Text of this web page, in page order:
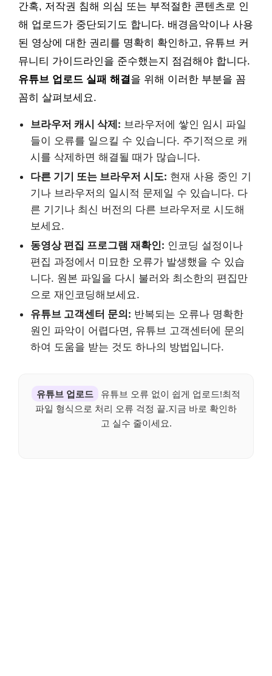
간혹, 저작권 침해 의심 또는 부적절한 콘텐츠로 인
해 업로드가 중단되기도 합니다. 배경음악이나 사용
된 영상에 대한 권리를 명확히 확인하고, 유튜브 커
뮤니티 가이드라인을 준수했는지 점검해야 합니다.
유튜브 업로드 실패 해결을 위해 이러한 부분을 꼼
꼼히 살펴보세요.
브라우저 캐시 삭제: 브라우저에 쌓인 임시 파일
들이 오류를 일으킬 수 있습니다. 주기적으로 캐
시를 삭제하면 해결될 때가 많습니다.
다른 기기 또는 브라우저 시도: 현재 사용 중인 기
기나 브라우저의 일시적 문제일 수 있습니다. 다
른 기기나 최신 버전의 다른 브라우저로 시도해
보세요.
동영상 편집 프로그램 재확인: 인코딩 설정이나
편집 과정에서 미묘한 오류가 발생했을 수 있습
니다. 원본 파일을 다시 불러와 최소한의 편집만
으로 재인코딩해보세요.
유튜브 고객센터 문의: 반복되는 오류나 명확한
원인 파악이 어렵다면, 유튜브 고객센터에 문의
하여 도움을 받는 것도 하나의 방법입니다.
유튜브 업로드
유튜브 오류 없이 쉽게 업로드!최적
파일 형식으로 처리 오류 걱정 끝.지금 바로 확인하
고 실수 줄이세요.